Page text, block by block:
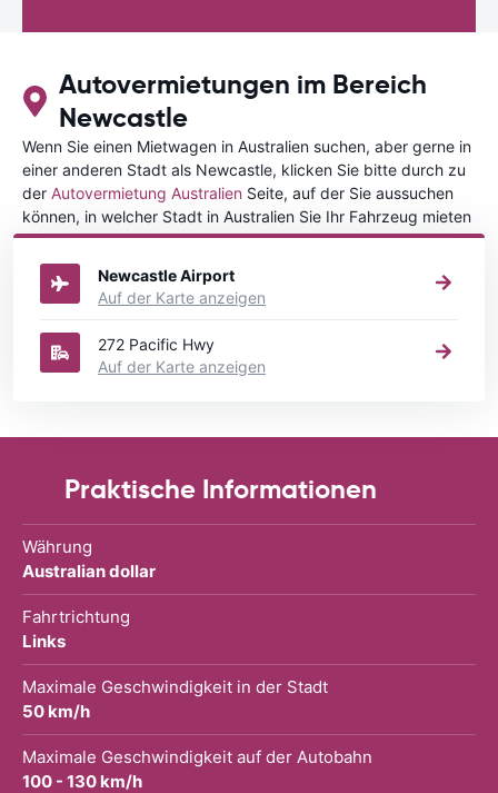
Autovermietungen im Bereich
Newcastle
Wenn Sie einen Mietwagen in Australien suchen, aber gerne in
einer anderen Stadt als Newcastle, klicken Sie bitte durch zu
der Autovermietung Australien Seite, auf der Sie aussuchen
können, in welcher Stadt in Australien Sie Ihr Fahrzeug mieten
wollen.
Newcastle Airport
Auf der Karte anzeigen
272 Pacific Hwy
Auf der Karte anzeigen
Praktische Informationen
Währung
Australian dollar
Fahrtrichtung
Links
Maximale Geschwindigkeit in der Stadt
50 km/h
Maximale Geschwindigkeit auf der Autobahn
100 - 130 km/h